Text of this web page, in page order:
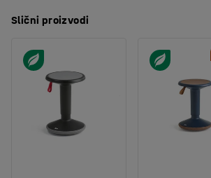
Slični proizvodi